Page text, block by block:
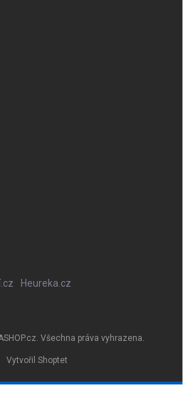
Heureka.cz
Vytvořil Shoptet
. Všechna práva vyhrazena.